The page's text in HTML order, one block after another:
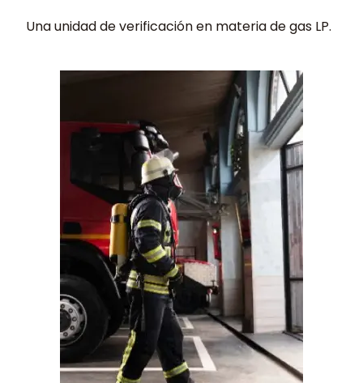
Una unidad de verificación en materia de gas LP.